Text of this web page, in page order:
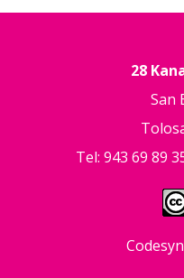
28
San
Tel: 943 69 89